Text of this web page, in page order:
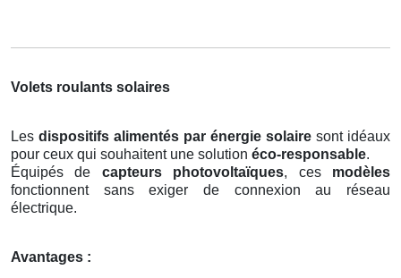
Volets roulants solaires
Les dispositifs alimentés par énergie solaire sont idéaux
pour ceux qui souhaitent une solution éco-responsable.
Équipés de capteurs photovoltaïques, ces modèles
fonctionnent sans exiger de connexion au réseau
électrique.
Avantages :